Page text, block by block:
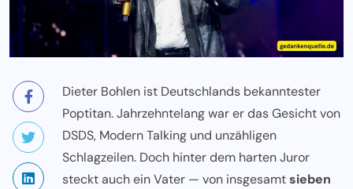
Dieter Bohlen ist Deutschlands bekanntester
Poptitan. Jahrzehntelang war er das Gesicht von
DSDS, Modern Talking und unzähligen
Schlagzeilen. Doch hinter dem harten Juror
steckt auch ein Vater — von insgesamtsieben